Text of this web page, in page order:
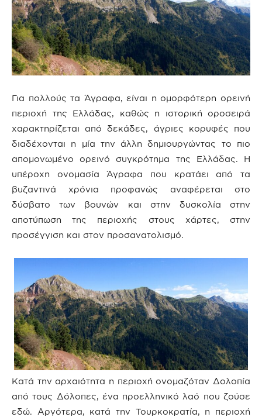
Για πολλούς τα Άγραφα, είναι η ομορφότερη ορεινή
περιοχή της Ελλάδας, καθώς η ιστορική οροσειρά
χαρακτηρίζεται από δεκάδες, άγριες κορυφές που
διαδέχονται η μία την άλλη δημιουργώντας το πιο
απομονωμένο ορεινό συγκρότημα της Ελλάδας. Η
υπέροχη ονομασία Άγραφα που κρατάει από τα
βυζαντινά χρόνια προφανώς αναφέρεται στο
δύσβατο των βουνών και στην δυσκολία στην
αποτύπωση της περιοχής στους χάρτες, στην
προσέγγιση και στον προσανατολισμό.
Κατά την αρχαιότητα η περιοχή ονομαζόταν Δολοπία
από τους Δόλοπες, ένα προελληνικό λαό που ζούσε
εδώ. Αργότερα, κατά την Τουρκοκρατία, η περιοχή